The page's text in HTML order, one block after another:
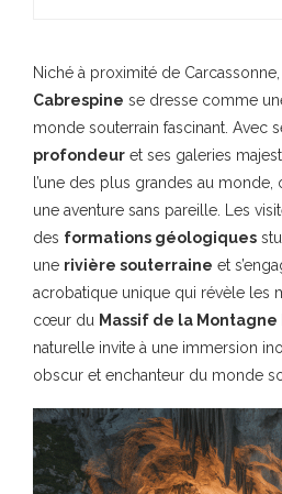
Niché à proximité de
Cabrespine se dresse comme
monde souterrain fascinant. Avec
profondeur et ses galeries
l’une des plus grandes au
une aventure sans pareille. Les
des formations géologiques
une rivière souterraine et
acrobatique unique qui révèle les
cœur du Massif de la Montagne
naturelle invite à une immersion
obscur et enchanteur du monde